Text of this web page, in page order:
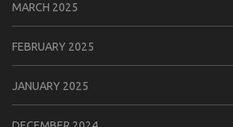
MARCH 2025
FEBRUARY 2025
JANUARY 2025